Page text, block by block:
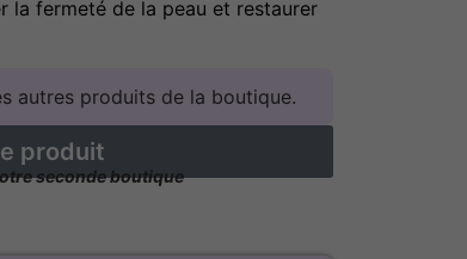
la fermeté de la peau et restaurer
autres produits de la boutique.
produit
seconde boutique